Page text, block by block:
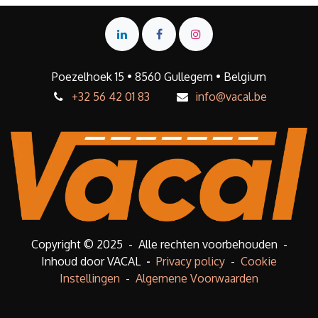
Poezelhoek 15 • 8560 Gullegem • Belgium
+32 56 42 01 83
info@vacal.be
Copyright © 2025 - Alle rechten voorbehouden -
Inhoud door VACAL - Privacy policy - Cookie
Instellingen - Algemene Voorwaarden